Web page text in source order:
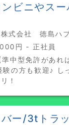
ビニやスー
株式会社 徳島ハ
円 - 正社員
中型免許があれ
の方も歓迎♪ し
！
ー/3tトラ